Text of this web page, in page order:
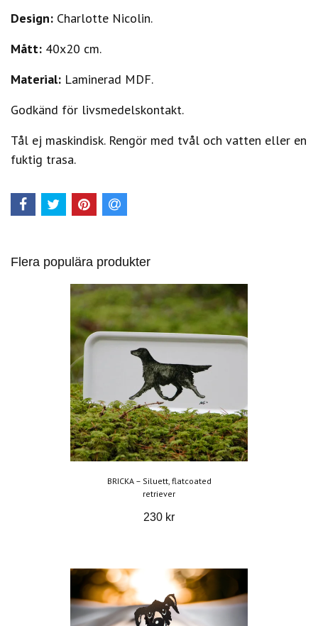
Design: Charlotte Nicolin.
Mått: 40x20 cm.
Material: Laminerad MDF.
Godkänd för livsmedelskontakt.
Tål ej maskindisk. Rengör med tvål och vatten eller en
fuktig trasa.
Flera populära produkter
BRICKA – Siluett, flatcoated
retriever
230 kr